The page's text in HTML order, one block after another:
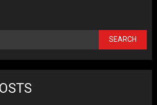
SEARCH